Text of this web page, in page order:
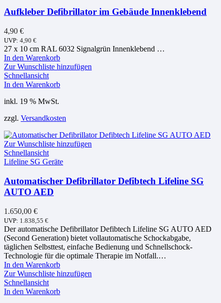
Aufkleber Defibrillator im Gebäude Innenklebend
4,90 €
UVP: 4,90 €
27 x 10 cm RAL 6032 Signalgrün Innenklebend …
In den Warenkorb
Zur Wunschliste hinzufügen
Schnellansicht
In den Warenkorb
inkl. 19 % MwSt.
zzgl. Versandkosten
Zur Wunschliste hinzufügen
Schnellansicht
Lifeline SG Geräte
Automatischer Defibrillator Defibtech Lifeline SG
AUTO AED
1.650,00 €
UVP: 1.838,55 €
Der automatische Defibrillator Defibtech Lifeline SG AUTO AED
(Second Generation) bietet vollautomatische Schockabgabe,
täglichen Selbsttest, einfache Bedienung und Schnellschock-
Technologie für die optimale Therapie im Notfall.…
In den Warenkorb
Zur Wunschliste hinzufügen
Schnellansicht
In den Warenkorb